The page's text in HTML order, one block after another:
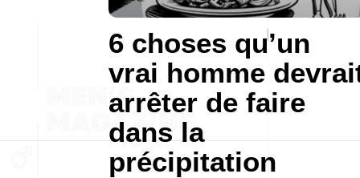
6 choses qu’un
vrai homme
arrêter de faire
dans la
précipitation